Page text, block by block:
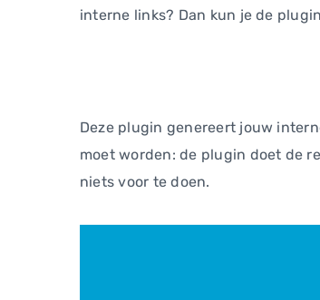
interne links? Dan kun je de
Deze plugin genereert jouw
moet worden: de plugin doet de
niets voor te doen.